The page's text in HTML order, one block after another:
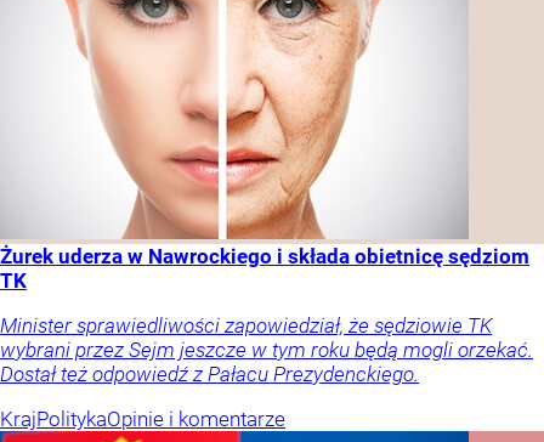
Żurek uderza w Nawrockiego i składa obietnicę sędziom
TK
Minister sprawiedliwości zapowiedział, że sędziowie TK
wybrani przez Sejm jeszcze w tym roku będą mogli orzekać.
Dostał też odpowiedź z Pałacu Prezydenckiego.
KrajPolitykaOpinie i komentarze